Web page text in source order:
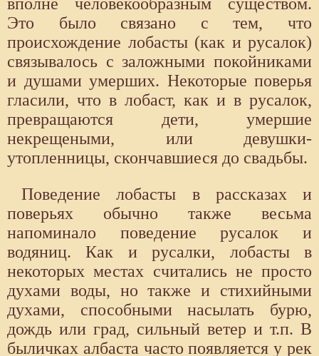
Это было связано с тем, что
происхождение лобасты (как и русалок)
связывалось с заложными покойниками
и душами умерших. Некоторые поверья
гласили, что в лобаст, как и в русалок,
превращаются дети, умершие
некрещеными, или девушки-
утопленницы, скончавшиеся до свадьбы.
Поведение лобасты в рассказах и
поверьях обычно также весьма
напоминало поведение русалок и
водяниц. Как и русалки, лобасты в
некоторых местах считались не просто
духами воды, но также и стихийными
духами, способными насылать бурю,
дождь или град, сильный ветер и т.п. В
быличках албаста часто появляется у рек